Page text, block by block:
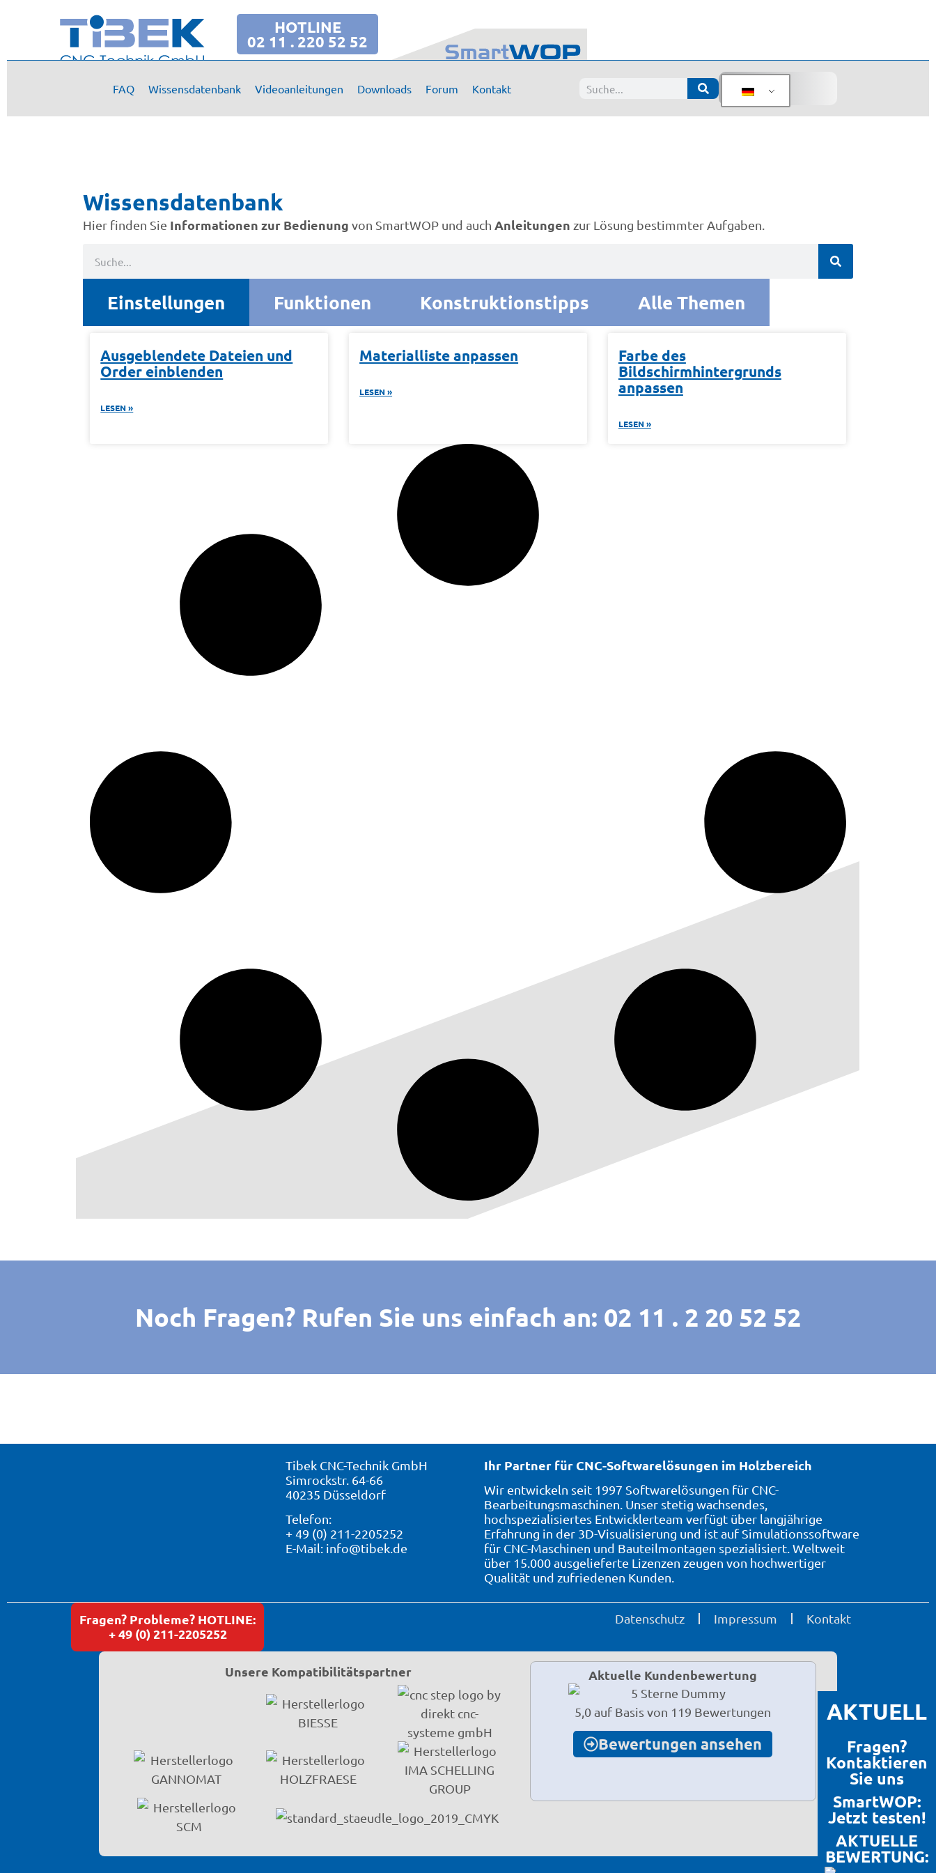
HOTLINE
02 11 . 220 52 52
FAQ Wissensdatenbank Videoanleitungen Downloads Forum Kontakt
Wissensdatenbank
Wissensdatenbank
Hier finden Sie Informationen zur Bedienung von SmartWOP und auch Anleitungen zur Lösung bestimmter Aufgaben.
Einstellungen Funktionen Konstruktionstipps Alle Themen
Ausgeblendete Dateien und
Order einblenden
LESEN »
Materialliste anpassen
LESEN »
Farbe des
Bildschirmhintergrunds
anpassen
LESEN »
Noch Fragen? Rufen Sie uns einfach an: 02 11 . 2 20 52 52
Tibek CNC-Technik GmbH
Simrockstr. 64-66
40235 Düsseldorf
Telefon:
+ 49 (0) 211-2205252
E-Mail: info@tibek.de
Ihr Partner für CNC-Softwarelösungen im Holzbereich
Wir entwickeln seit 1997 Softwarelösungen für CNC-
Bearbeitungsmaschinen. Unser stetig wachsendes,
hochspezialisiertes Entwicklerteam verfügt über langjährige
Erfahrung in der 3D-Visualisierung und ist auf Simulationssoftware
für CNC-Maschinen und Bauteilmontagen spezialisiert. Weltweit
über 15.000 ausgelieferte Lizenzen zeugen von hochwertiger
Qualität und zufriedenen Kunden.
Datenschutz Impressum Kontakt
Fragen? Probleme? HOTLINE:
+ 49 (0) 211-2205252
Unsere Kompatibilitätspartner Aktuelle Kundenbewertung
5,0 auf Basis von 119 Bewertungen
Bewertungen ansehen
AKTUELL
Fragen?
Kontaktieren
Sie uns
SmartWOP:
Jetzt testen!
AKTUELLE
BEWERTUNG: